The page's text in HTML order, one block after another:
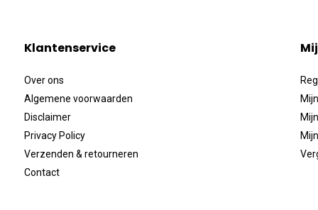
Klantenservice
Over ons
Algemene voorwaarden
Disclaimer
Privacy Policy
Verzenden & retourneren
Contact